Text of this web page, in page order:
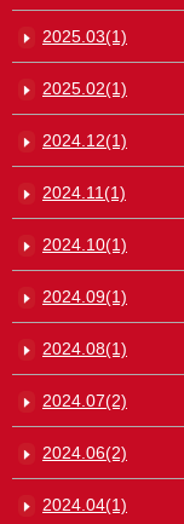
2025.03(1)
2025.02(1)
2024.12(1)
2024.11(1)
2024.10(1)
2024.09(1)
2024.08(1)
2024.07(2)
2024.06(2)
2024.04(1)